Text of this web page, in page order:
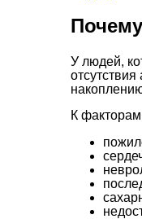
У людей,
К факторам